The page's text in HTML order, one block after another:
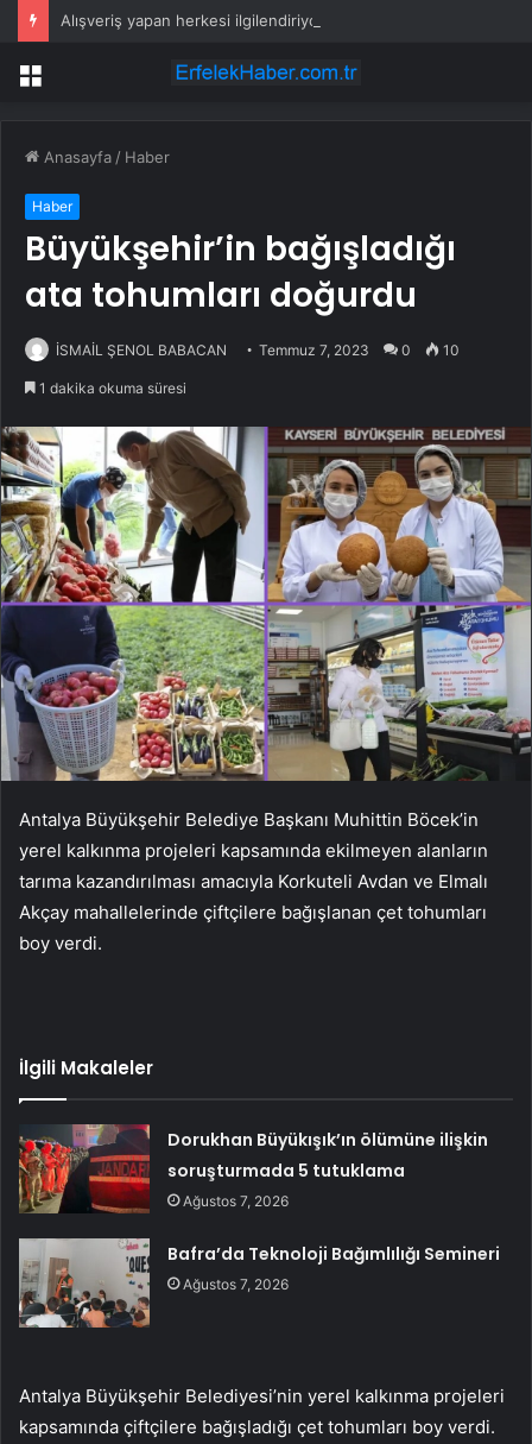
Menü
Anasayfa / Haber
Haber
Büyükşehir’in bağışladığı
ata tohumları doğurdu
İSMAİL ŞENOL BABACAN Temmuz 7, 2023 0 10
1 dakika okuma süresi
Antalya Büyükşehir Belediye Başkanı Muhittin Böcek’in
yerel kalkınma projeleri kapsamında ekilmeyen alanların
tarıma kazandırılması amacıyla Korkuteli Avdan ve Elmalı
Akçay mahallelerinde çiftçilere bağışlanan çet tohumları
boy verdi.
İlgili Makaleler
Dorukhan Büyükışık’ın ölümüne ilişkin
soruşturmada 5 tutuklama
Ağustos 7, 2026
Bafra’da Teknoloji Bağımlılığı Semineri
Ağustos 7, 2026
Antalya Büyükşehir Belediyesi’nin yerel kalkınma projeleri
kapsamında çiftçilere bağışladığı çet tohumları boy verdi.